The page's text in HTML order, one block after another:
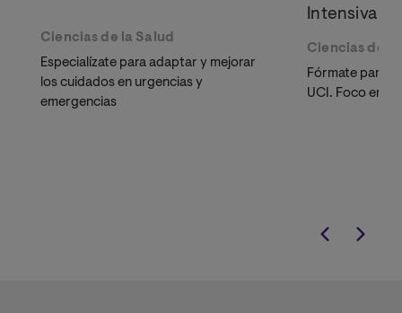
Ciencias de la Salud
Especialízate para adaptar y mejorar
los cuidados en urgencias y
emergencias
Intensiva
Ciencias de
Fórmate para
UCI. Foco en